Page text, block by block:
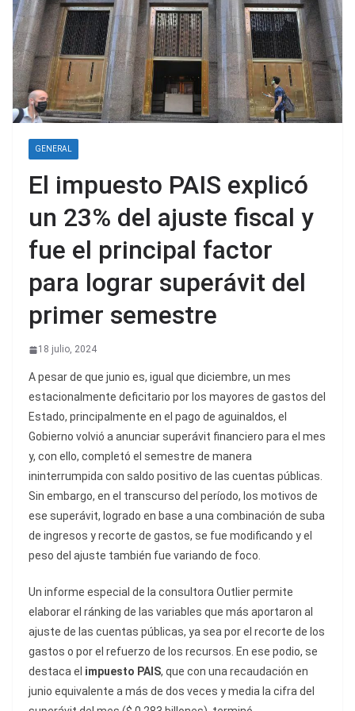
GENERAL
El impuesto PAIS explicó
un 23% del ajuste fiscal y
fue el principal factor
para lograr superávit del
primer semestre
18 julio, 2024
A pesar de que junio es, igual que diciembre, un mes
estacionalmente deficitario por los mayores de gastos del
Estado, principalmente en el pago de aguinaldos, el
Gobierno volvió a anunciar superávit financiero para el mes
y, con ello, completó el semestre de manera
ininterrumpida con saldo positivo de las cuentas públicas.
Sin embargo, en el transcurso del período, los motivos de
ese superávit, logrado en base a una combinación de suba
de ingresos y recorte de gastos, se fue modificando y el
peso del ajuste también fue variando de foco.
Un informe especial de la consultora Outlier permite
elaborar el ránking de las variables que más aportaron al
ajuste de las cuentas públicas, ya sea por el recorte de los
gastos o por el refuerzo de los recursos. En ese podio, se
destaca el impuesto PAIS, que con una recaudación en
junio equivalente a más de dos veces y media la cifra del